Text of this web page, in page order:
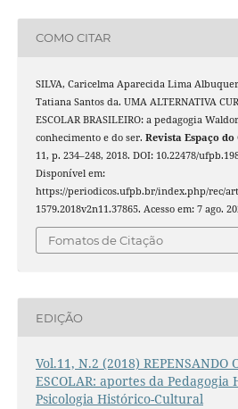
COMO CITAR
SILVA, Caricelma Aparecida Lima
Tatiana Santos da. UMA ALTERNATIVA
ESCOLAR BRASILEIRO: a pedagogia
conhecimento e do ser. Revista Espaço
11, p. 234–248, 2018. DOI: 10.22478/
Disponível em:
https://periodicos.ufpb.br/index.php/rec/
1579.2018v2n11.37865. Acesso em: 7 ago.
Fomatos de Citação
EDIÇÃO
Vol.11, N.2 (2018) REPENSANDO
ESCOLAR: aportes da
Psicologia Histórico-Cultural